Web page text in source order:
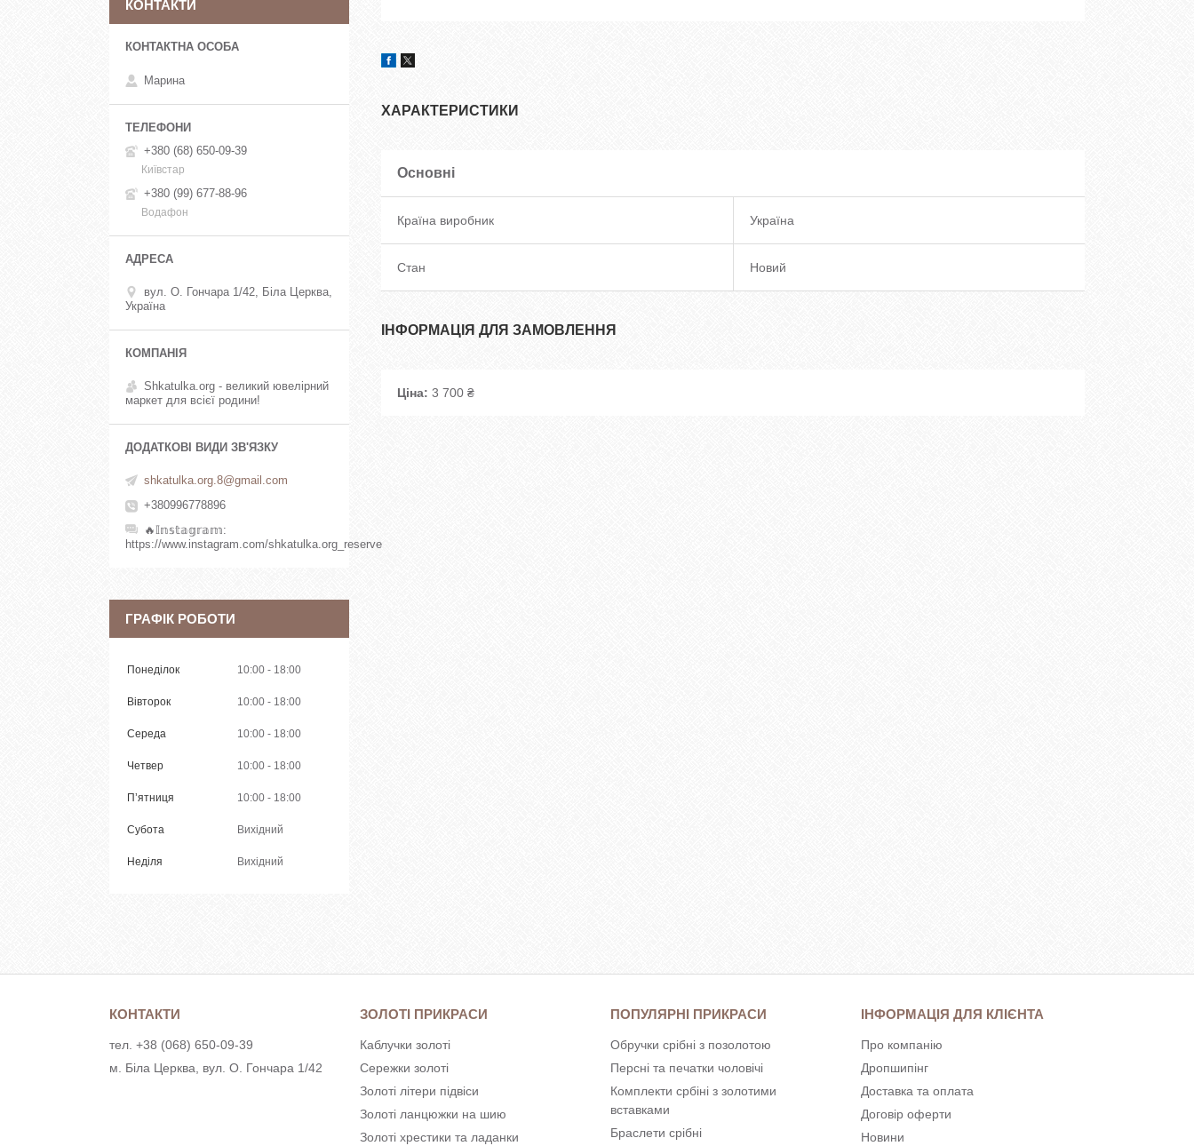
ХАРАКТЕРИСТИКИ
Основні
Країна виробник Україна
Стан Новий
ІНФОРМАЦІЯ ДЛЯ ЗАМОВЛЕННЯ
Ціна: 3 700 ₴
КОНТАКТИ
Марина
+380 (68) 650-09-39
Київстар
+380 (99) 677-88-96
Водафон
вул. О. Гончара 1/42, Біла Церква,
Україна
Shkatulka.org - великий ювелірний
маркет для всієї родини!
shkatulka.org.8@gmail.com
+380996778896
🔥𝕀𝕟𝕤𝕥𝕒𝕘𝕣𝕒𝕞
https://www.instagram.com/shkatulka.org_reserve
ГРАФІК РОБОТИ
Понеділок 10:00 18:00
Вівторок 10:00 18:00
Середа 10:00 18:00
Четвер 10:00 18:00
Пʼятниця 10:00 18:00
Субота Вихідний
Неділя Вихідний
КОНТАКТИ
тел. +38 (068) 650-09-39
м. Біла Церква, вул. О. Гончара 1/42
ЗОЛОТІ ПРИКРАСИ
Каблучки золоті
Сережки золоті
Золоті літери підвіси
Золоті ланцюжки на шию
Золоті хрестики та ладанки
ПОПУЛЯРНІ ПРИКРАСИ
Обручки срібні з позолотою
Персні та печатки чоловічі
Комплекти србіні з золотими
вставками
Браслети срібні
ІНФОРМАЦІЯ ДЛЯ КЛІЄНТА
Про компанію
Дропшипінг
Доставка та оплата
Договір оферти
Новини